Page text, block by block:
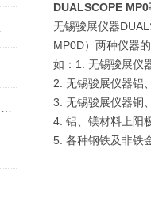
DUALSCOPE
无锡骏展仪器
MP0D）两种仪器
如：1. 无锡骏展仪
2. 无锡骏展仪器铝
3. 无锡骏展仪器铜
4. 铝、镁材料上阳
5. 各种钢铁及非铁